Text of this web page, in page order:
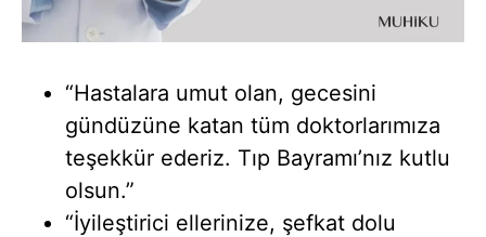
“Hastalara umut olan, gecesini
gündüzüne katan tüm doktorlarımıza
teşekkür ederiz. Tıp Bayramı’nız kutlu
olsun.”
“İyileştirici ellerinize, şefkat dolu